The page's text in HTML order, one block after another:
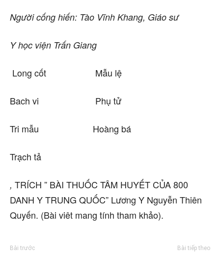
Người cống hiến: Tào Vĩnh Khang, Giáo sư
Y học viện Trấn Giang
Long cốt Mẫu lệ
Bach vi Phụ tử
Tri mẫu Hoàng bá
Trạch tả
, TRÍCH ” BÀI THUỐC TÂM HUYẾT CỦA 800
DANH Y TRUNG QUỐC” Lương Y Nguyễn Thiên
Quyến. (Bài viêt mang tính tham khảo).
Bài trước Bài tiếp theo